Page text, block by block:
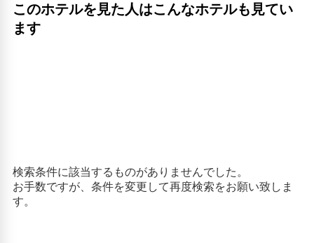
このホテルを見た人はこんなホテルも見てい
ます